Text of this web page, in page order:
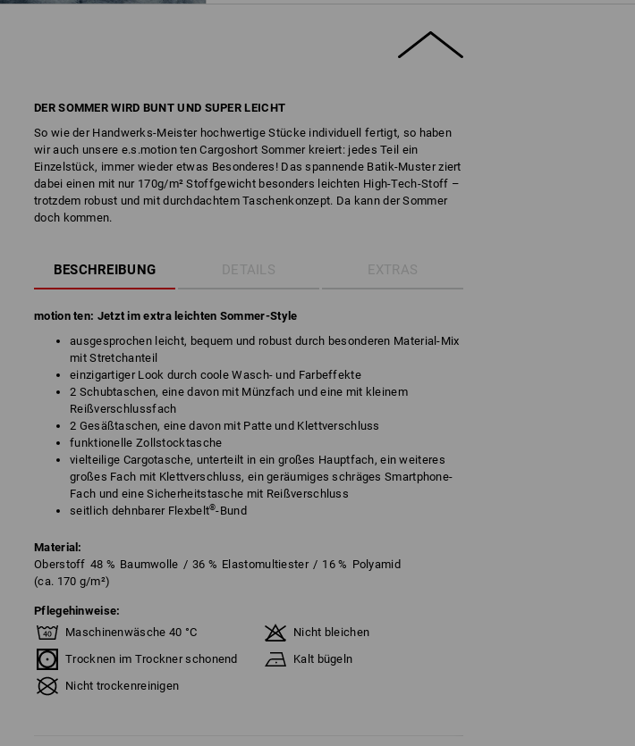
DER SOMMER WIRD BUNT UND SUPER LEICHT
So wie der Handwerks-Meister hochwertige Stücke individuell fertigt, so haben
wir auch unsere e.s.motion ten Cargoshort Sommer kreiert: jedes Teil ein
Einzelstück, immer wieder etwas Besonderes! Das spannende Batik-Muster ziert
dabei einen mit nur 170g/m² Stoffgewicht besonders leichten High-Tech-Stoff –
trotzdem robust und mit durchdachtem Taschenkonzept. Da kann der Sommer
doch kommen.
BESCHREIBUNG DETAILS EXTRAS
motion ten: Jetzt im extra leichten Sommer-Style
ausgesprochen leicht, bequem und robust durch besonderen Material-Mix
mit Stretchanteil
einzigartiger Look durch coole Wasch- und Farbeffekte
2 Schubtaschen, eine davon mit Münzfach und eine mit kleinem
Reißverschlussfach
2 Gesäßtaschen, eine davon mit Patte und Klettverschluss
funktionelle Zollstocktasche
vielteilige Cargotasche, unterteilt in ein großes Hauptfach, ein weiteres
großes Fach mit Klettverschluss, ein geräumiges schräges Smartphone-
Fach und eine Sicherheitstasche mit Reißverschluss
seitlich dehnbarer Flexbelt®-Bund
Material:
Oberstoff 48 % Baumwolle / 36 % Elastomultiester / 16% Polyamid
(ca. 170 g/m²)
Pflegehinweise:
Maschinenwäsche 40 °C
Nicht bleichen
Trocknen im Trockner schonend
Kalt bügeln
Nicht trockenreinigen